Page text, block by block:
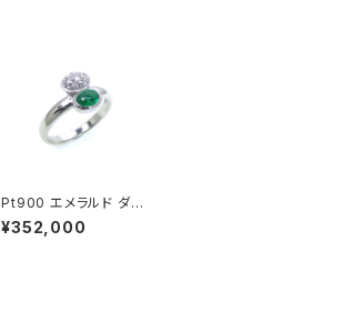
Pt900 エメラルド ダイ
ヤモンド リング
¥352,000